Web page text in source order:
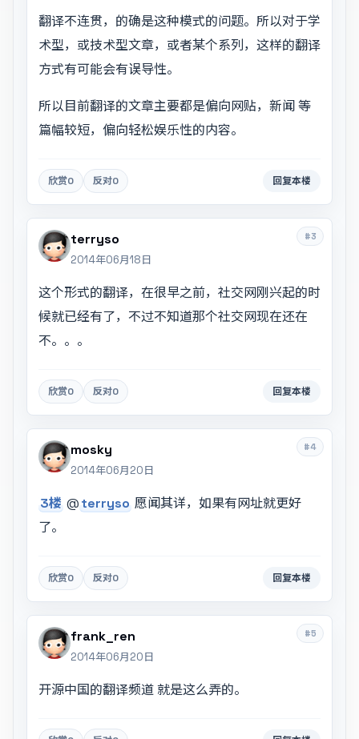
翻译不连贯，的确是这种模式的问题。所以对于学
术型，或技术型文章，或者某个系列，这样的翻译
方式有可能会有误导性。
所以目前翻译的文章主要都是偏向网贴，新闻 等
篇幅较短，偏向轻松娱乐性的内容。
欣赏0 反对0 回复本楼
#3
terryso
2014年06月18日
这个形式的翻译，在很早之前，社交网刚兴起的时
候就已经有了，不过不知道那个社交网现在还在
不。。。
欣赏0 反对0 回复本楼
#4
mosky
2014年06月20日
3楼 @terryso 愿闻其详，如果有网址就更好
了。
欣赏0 反对0 回复本楼
#5
frank_ren
2014年06月20日
开源中国的翻译频道 就是这么弄的。